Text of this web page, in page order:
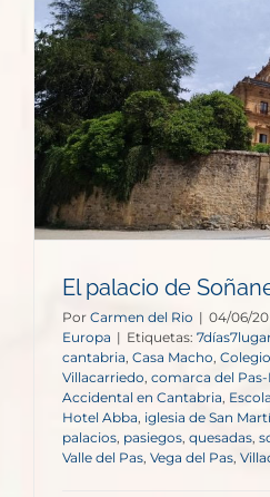
El palacio de
Por Carmen del Rio | 04/06/20
Europa | Etiquetas:
cantabria Casa Macho,
Villacarriedo, comarca del Pas-
Accidental en Cantabria,
Hotel Abba, iglesia de San
palacios pasiegos quesadas,
Valle del Pas Vega del Pas